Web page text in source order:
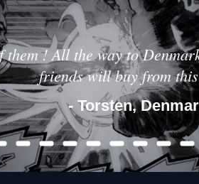
! All the way to
friends will buy from
- Torsten,